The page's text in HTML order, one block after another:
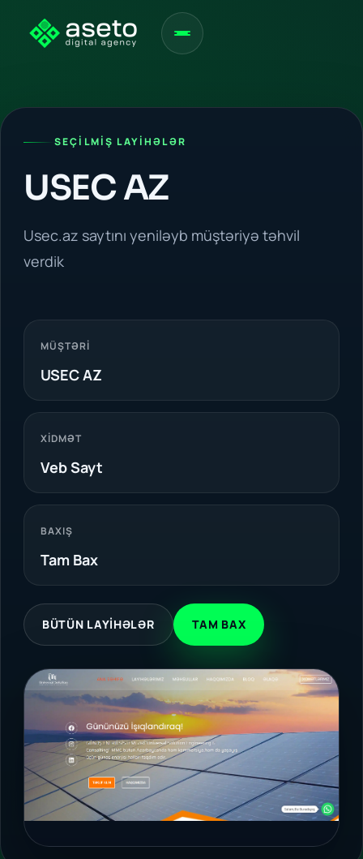
SEÇILMIŞ LAYIHƏLƏR
USEC AZ
Usec.az saytını yeniləyb müştəriyə təhvil
verdik
MÜŞTƏRI
USEC AZ
XIDMƏT
Veb Sayt
BAXIŞ
Tam Bax
BÜTÜN LAYIHƏLƏR TAM BAX